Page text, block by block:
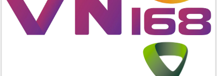
Tập trung hoàn thiện các nội dung
tham gia Triển lãm thành tựu kinh tế -
xã hội nhân kỷ niệm 80 năm Ngày
Quốc khánh 2/9